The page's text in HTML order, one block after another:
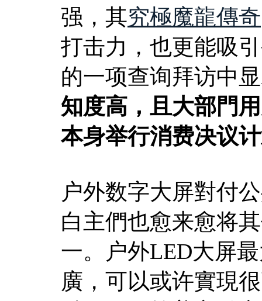
强，其究極魔龍傳奇
打击力，也更能吸
的一项查询拜访中
知度高，且大部門
本身举行消费决议
户外数字大屏對付
白主們也愈来愈将
一。户外LED大屏
廣，可以或许實現